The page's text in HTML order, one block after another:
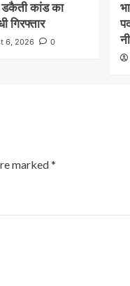
कांड का
गिरफ्तार
6, 2026 0
marked*